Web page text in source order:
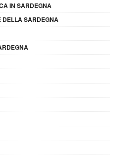
IN SARDEGNA
DELLA SARDEGNA